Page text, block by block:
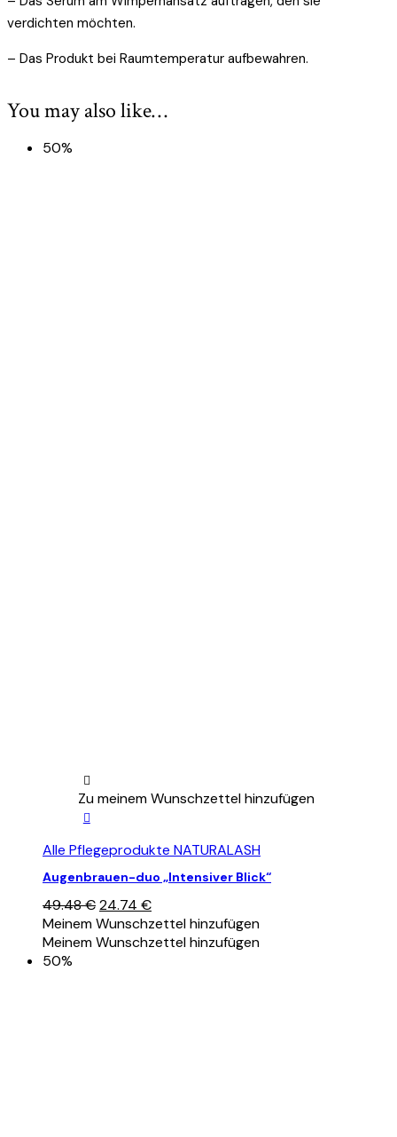
verdichten möchten.
– Das Produkt bei Raumtemperatur aufbewahren.
You may also like…
50%
Zu meinem Wunschzettel hinzufügen
Alle Pflegeprodukte NATURALASH
Augenbrauen-duo „Intensiver Blick“
49.48€Ursprünglicher
Preis
war:
24.74 €Aktueller
Preis
ist:
Meinem Wunschzettel hinzufügen
Meinem Wunschzettel hinzufügen
50%